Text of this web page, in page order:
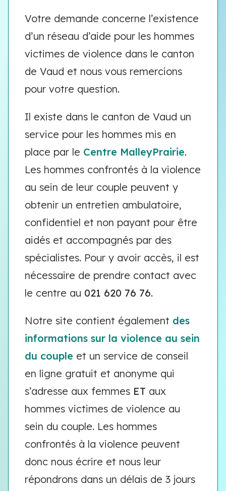
Votre demande concerne l’existence
d’un réseau d’aide pour les hommes
victimes de violence dans le canton
de Vaud et nous vous remercions
pour votre question.
Il existe dans le canton de Vaud un
service pour les hommes mis en
place par le Centre MalleyPrairie.
Les hommes confrontés à la violence
au sein de leur couple peuvent y
obtenir un entretien ambulatoire,
confidentiel et non payant pour être
aidés et accompagnés par des
spécialistes. Pour y avoir accès, il est
nécessaire de prendre contact avec
le centre au 021 620 76 76.
Notre site contient également des
informations sur la violence au sein
du couple et un service de conseil
en ligne gratuit et anonyme qui
s’adresse aux femmes ET aux
hommes victimes de violence au
sein du couple. Les hommes
confrontés à la violence peuvent
donc nous écrire et nous leur
répondrons dans un délais de 3 jours